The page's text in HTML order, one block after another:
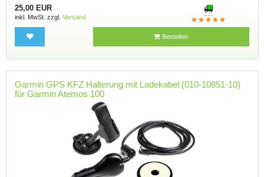
25,00 EUR
inkl. MwSt. zzgl. Versand
Bestellen
Garmin GPS KFZ Halterung mit Ladekabel (010-10851-10)
für Garmin Atemos 100